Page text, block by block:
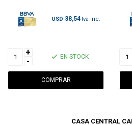
USD 38,54
+
-
EN STOCK
CASA CENTRAL